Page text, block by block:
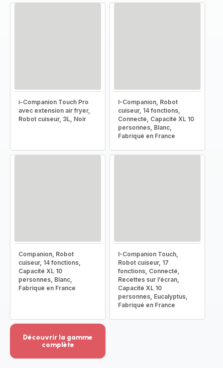
i-Companion Touch Pro
avec extension air fryer,
Robot cuiseur, 3L, Noir
I-Companion, Robot
cuiseur, 14 fonctions,
Connecté, Capacité XL 10
personnes, Blanc,
Fabriqué en France
Companion, Robot
cuiseur, 14 fonctions,
Capacité XL 10
personnes, Blanc,
Fabriqué en France
I-Companion Touch,
Robot cuiseur, 17
fonctions, Connecté,
Recettes sur l’écran,
Capacité XL 10
personnes, Eucalyptus,
Fabriqué en France
Découvrir la gamme
complète